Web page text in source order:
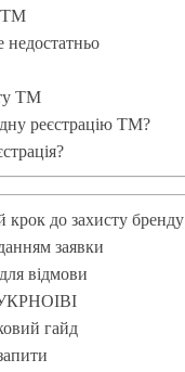
ТМ
ТМ
реєстрацію ТМ?
до захисту бренду
заявки
відмови
УКРНОІВІ
гайд